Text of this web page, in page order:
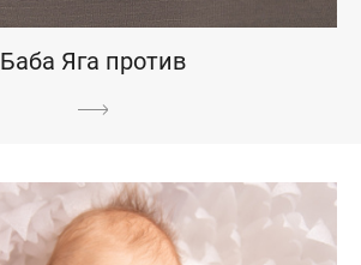
Баба Яга против